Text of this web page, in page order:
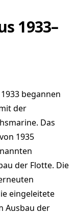
1933–
begannen
der
Das
1935
der Flotte. Die
eingeleitete
Ausbau der